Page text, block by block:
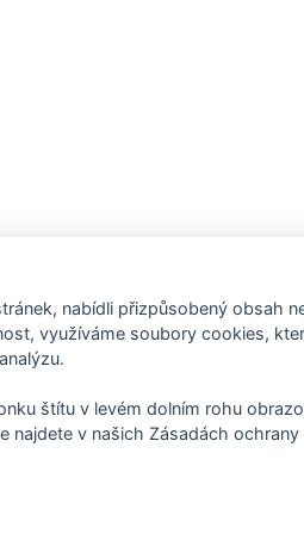
pozvánky na kulturní a
nabídli přizpůsobený obsah
využíváme soubory cookies,
štítu v levém dolním rohu
najdete v našich Zásadách